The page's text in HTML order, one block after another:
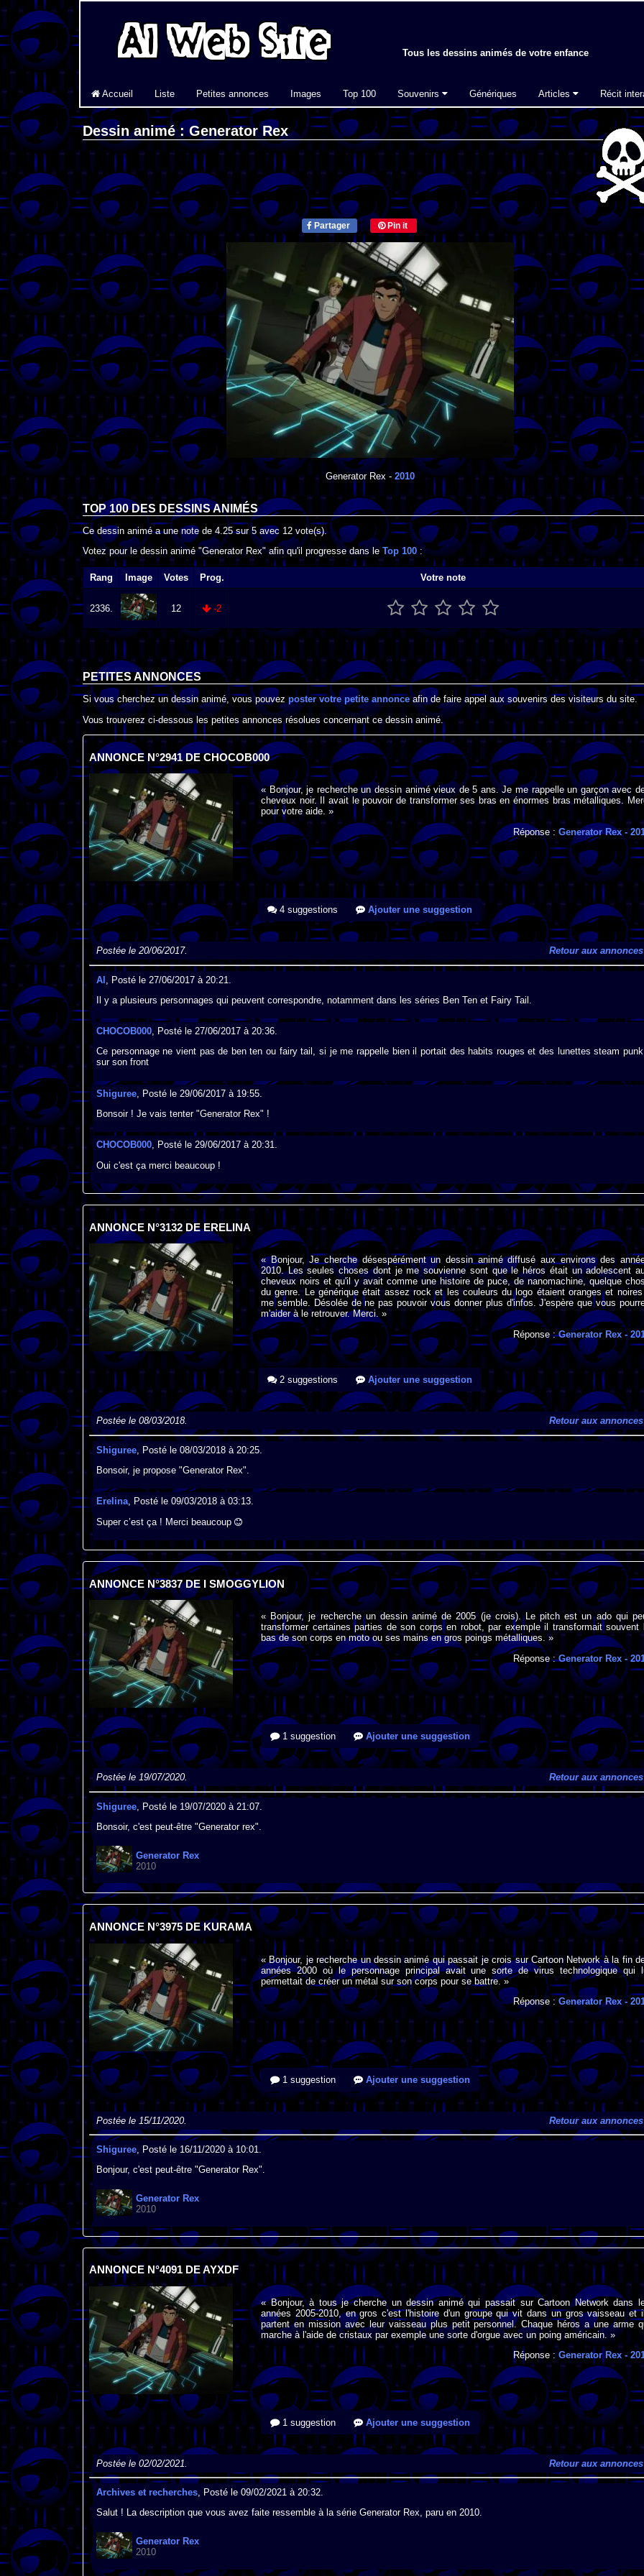
Tous les dessins animés de votre enfance
Accueil Liste Petites annonces Images Top 100 Souvenirs Génériques Articles Récit
Dessin animé : Generator Rex
Partager Pin it
Generator Rex- 2010
TOP 100 DES DESSINS ANIMÉS
Ce dessin animé a une note de 4.25sur5 avec 12 vote(s).
Votez pour le dessin animé "Generator Rex" afin qu'il progresse dans leTop 100 :
Rang Image Votes Prog. Votre note
2336. 12 -2
PETITES ANNONCES
Si vous cherchez un dessin animé, vous pouvez poster votre petite annonceafin de faire appel aux souvenirs des visiteurs du site.
Vous trouverez ci-dessous les petites annonces résolues concernant ce dessin animé.
ANNONCE N°2941 DE CHOCOB000
« Bonjour, je recherche un dessin animé vieux de 5 ans. Je me rappelle un garçon avec
cheveux noir. Il avait le pouvoir de transformer ses bras en énormes bras métalliques.
pour votre aide. »
Réponse :Generator Rex-
4 suggestions Ajouter une suggestion
Postée le 20/06/2017. Retour aux annonces
Al , Posté le 27/06/2017 à 20:21.
Il y a plusieurs personnages qui peuvent correspondre, notamment dans les séries Ben Ten et Fairy Tail.
CHOCOB000, Posté le 27/06/2017 à 20:36.
Ce personnage ne vient pas de ben ten ou fairy tail, si je me rappelle bien il portait des habits rouges et des lunettes steam punk
sur son front
Shiguree, Posté le 29/06/2017 à 19:55.
Bonsoir ! Je vais tenter "Generator Rex" !
CHOCOB000, Posté le 29/06/2017 à 20:31.
Oui c'est ça merci beaucoup !
ANNONCE N°3132 DE ERELINA
« Bonjour, Je cherche désespérément un dessin animé diffusé aux environs des
2010. Les seules choses dont je me souvienne sont que le héros était un adolescent
cheveux noirs et qu'il y avait comme une histoire de puce, de nanomachine, quelque
du genre. Le générique était assez rock et les couleurs du logo étaient oranges et
me semble. Désolée de ne pas pouvoir vous donner plus d'infos. J'espère que vous
m'aider à le retrouver. Merci. »
Réponse :Generator Rex -
2 suggestions Ajouter une suggestion
Postée le 08/03/2018. Retour aux annonces
Shiguree, Posté le 08/03/2018 à 20:25.
Bonsoir, je propose "Generator Rex".
Erelina, Posté le 09/03/2018 à 03:13.
Super c’est ça ! Merci beaucoup
ANNONCE N°3837 DE I SMOGGYLION
« Bonjour, je recherche un dessin animé de 2005 (je crois). Le pitch est un ado qui
transformer certaines parties de son corps en robot, par exemple il transformait souvent
bas de son corps en moto ou ses mains en gros poings métalliques. »
Réponse :Generator Rex -
1 suggestion Ajouter une suggestion
Postée le 19/07/2020. Retour aux annonces
Shiguree, Posté le 19/07/2020 à 21:07.
Bonsoir, c'est peut-être "Generator rex".
Generator Rex
2010
ANNONCE N°3975 DE KURAMA
« Bonjour, je recherche un dessin animé qui passait je crois sur Cartoon Network à la fin
années 2000 où le personnage principal avait une sorte de virus technologique qui
permettait de créer un métal sur son corps pour se battre. »
Réponse :Generator Rex-
1 suggestion Ajouter une suggestion
Postée le 15/11/2020. Retour aux annonces
Shiguree, Posté le 16/11/2020 à 10:01.
Bonjour, c'est peut-être "Generator Rex".
Generator Rex
2010
ANNONCE N°4091 DE AYXDF
« Bonjour, à tous je cherche un dessin animé qui passait sur Cartoon Network dans
années 2005-2010, en gros c'est l'histoire d'un groupe qui vit dans un gros vaisseau et
partent en mission avec leur vaisseau plus petit personnel. Chaque héros a une arme
marche à l'aide de cristaux par exemple une sorte d'orgue avec un poing américain. »
Réponse :Generator Rex -
1 suggestion Ajouter une suggestion
Postée le 02/02/2021. Retour aux annonces
Archives et recherches, Posté le 09/02/2021 à 20:32.
Salut ! La description que vous avez faite ressemble à la série Generator Rex, paru en 2010.
Generator Rex
2010